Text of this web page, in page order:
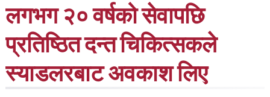
लगभग २० वर्षको सेवापछि
प्रतिष्ठित दन्त चिकित्सकले
स्याडलरबाट अवकाश लिए